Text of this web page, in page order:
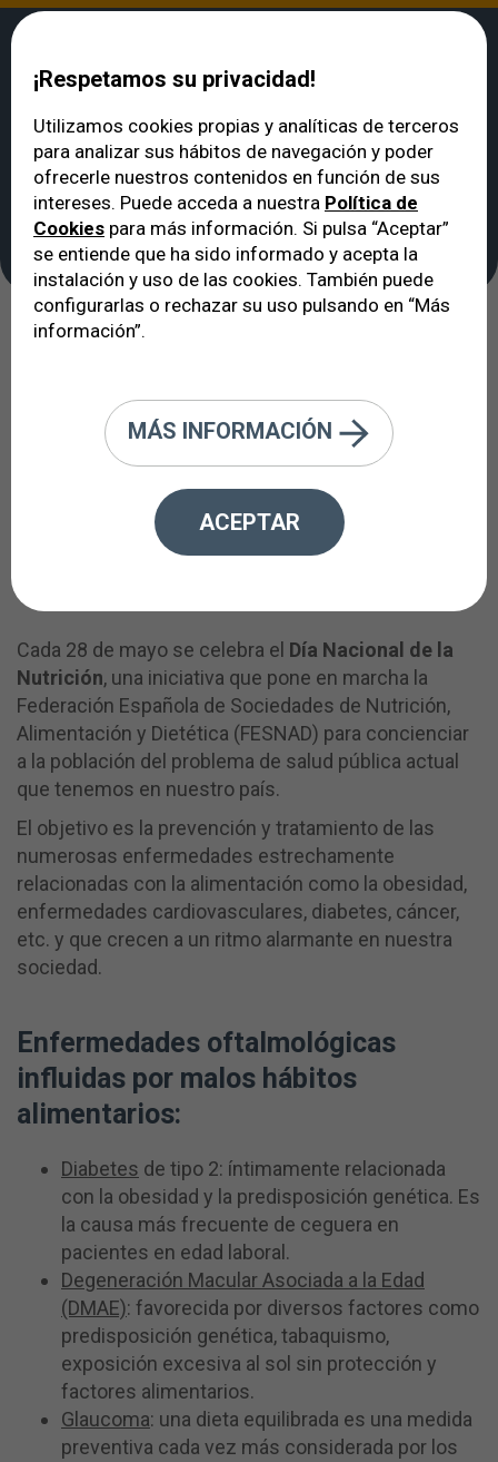
VERTE
Comer bien para ver
bien
Numerosas enfermedades
estrechamente relacionadas con la
alimentación crecen a un ritmo
alarmante en la sociedad. Una
adecuada salud visual comienza con
Cada 28 de mayo se celebra el Día Nacional de la
Nutrición, una iniciativa que pone en marcha la
Federación Española de Sociedades de Nutrición,
Alimentación y Dietética (FESNAD) para concienciar
a la población del problema de salud pública actual
que tenemos en nuestro país.
El objetivo es la prevención y tratamiento de las
numerosas enfermedades estrechamente
relacionadas con la alimentación como la obesidad,
enfermedades cardiovasculares, diabetes, cáncer,
etc. y que crecen a un ritmo alarmante en nuestra
sociedad.
Enfermedades oftalmológicas
influidas por malos hábitos
alimentarios:
Diabetes de tipo 2: íntimamente relacionada
con la obesidad y la predisposición genética. Es
la causa más frecuente de ceguera en
pacientes en edad laboral.
Degeneración Macular Asociada a la Edad
(DMAE): favorecida por diversos factores como
predisposición genética, tabaquismo,
exposición excesiva al sol sin protección y
factores alimentarios.
Glaucoma: una dieta equilibrada es una medida
preventiva cada vez más considerada por los
¡Respetamos su privacidad!
Utilizamos cookies propias y analíticas de terceros
para analizar sus hábitos de navegación y poder
ofrecerle nuestros contenidos en función de sus
intereses. Puede acceda a nuestra Política de
Cookies para más información. Si pulsa “Aceptar”
se entiende que ha sido informado y acepta la
instalación y uso de las cookies. También puede
configurarlas o rechazar su uso pulsando en “Más
información”.
MÁS INFORMACIÓN
ACEPTAR